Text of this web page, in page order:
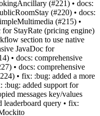
(#221) • docs:
(#220) • docs:
(#215) •
for StayRate (pricing engine)
section to use native
JavaDoc for
• docs: comprehensive
• docs: comprehensive
• fix: :bug: added a more
:bug: added support for
messages key/values
query • fix: